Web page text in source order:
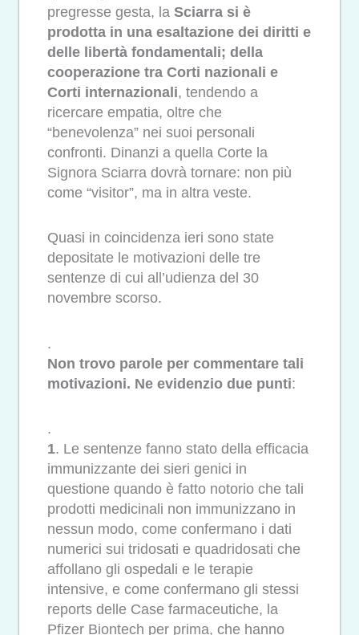
pregresse gesta, la Sciarra si è
prodotta in una esaltazione dei diritti e
delle libertà fondamentali; della
cooperazione tra Corti nazionali e
Corti internazionali, tendendo a
ricercare empatia, oltre che
“benevolenza” nei suoi personali
confronti. Dinanzi a quella Corte la
Signora Sciarra dovrà tornare: non più
come “visitor”, ma in altra veste.
Quasi in coincidenza ieri sono state
depositate le motivazioni delle tre
sentenze di cui all’udienza del 30
novembre scorso.
.
Non trovo parole per commentare tali
motivazioni. Ne evidenzio due punti:
.
1. Le sentenze fanno stato della efficacia
immunizzante dei sieri genici in
questione quando è fatto notorio che tali
prodotti medicinali non immunizzano in
nessun modo, come confermano i dati
numerici sui tridosati e quadridosati che
affollano gli ospedali e le terapie
intensive, e come confermano gli stessi
reports delle Case farmaceutiche, la
Pfizer Biontech per prima, che hanno